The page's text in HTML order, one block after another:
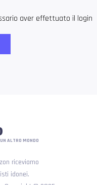
aver effettuato il login
ALTRO MONDO
riceviamo
idonei.